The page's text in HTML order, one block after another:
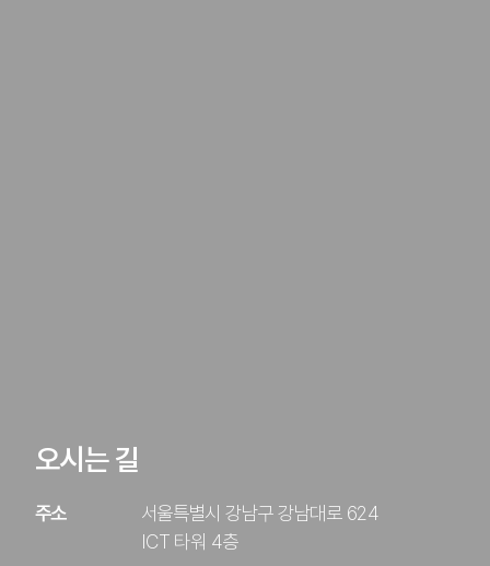
오시는 길
주소
서울특별시 강남구 강남대로 624
ICT 타워 4층